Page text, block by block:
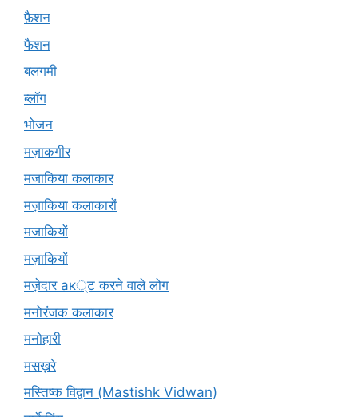
फ़ैशन
फैशन
बलगमी
ब्लॉग
भोजन
मज़ाकगीर
मजाकिया कलाकार
मज़ाकिया कलाकारों
मजाकियों
मज़ाकियों
मज़ेदार ак्ट करने वाले लोग
मनोरंजक कलाकार
मनोहारी
मसख़रे
मस्तिष्क विद्वान (Mastishk Vidwan)